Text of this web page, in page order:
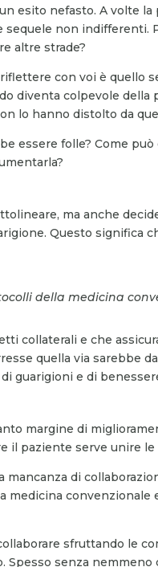
esito nefasto. A volte la
non indifferenti.
altre strade?
con voi è quello
diventa colpevole
lo hanno distolto da
essere folle? Come
ma anche
Questo significa
della medicina
collaterali e che
quella via sarebbe
guarigioni e di
margine di
il paziente serve unire
mancanza di
medicina
sfruttando le
Spesso senza